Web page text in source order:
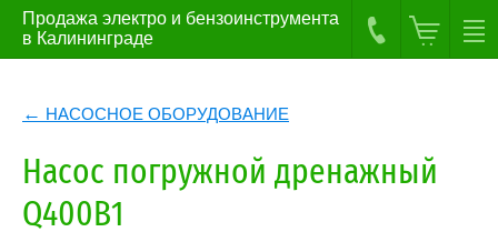
Продажа электро и бензоинструмента
в Калининграде
НАСОСНОЕ ОБОРУДОВАНИЕ
Насос погружной дренажный
Q400B1